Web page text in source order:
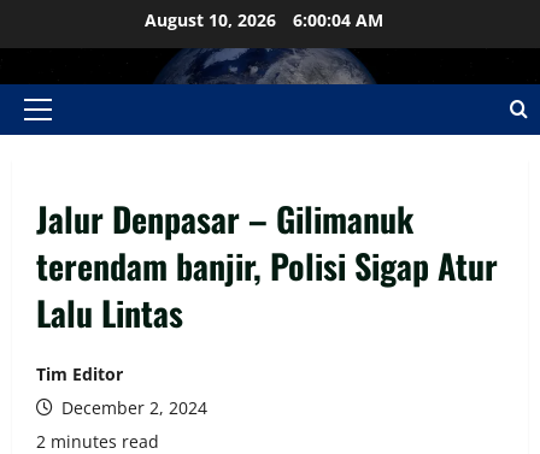
to
content
August 10, 2026 6:00:04 AM
Primary
Jalur Denpasar – Gilimanuk
terendam banjir, Polisi Sigap Atur
Lalu Lintas
Tim Editor
December 2, 2024
2 minutes read